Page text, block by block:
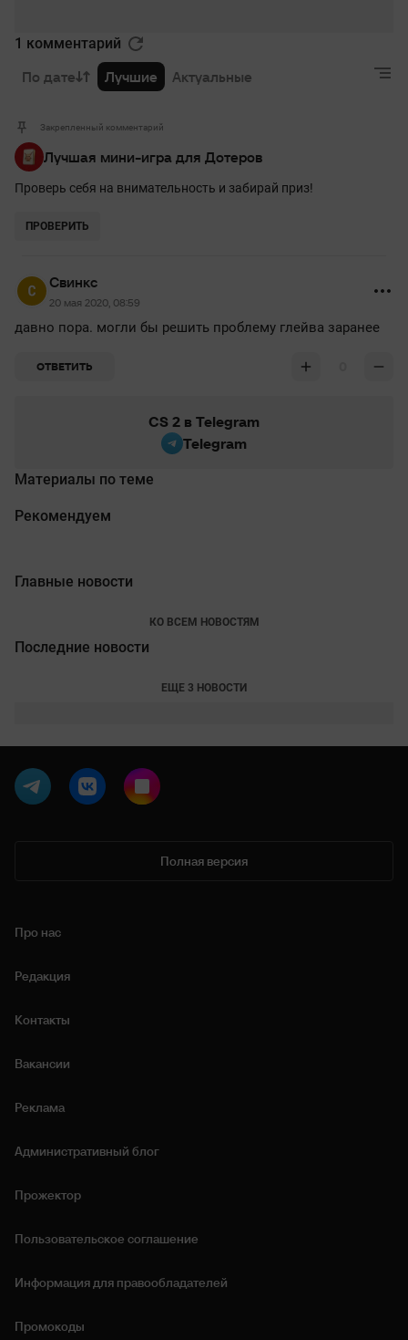
1 комментарий
По дате Лучшие Актуальные
Закрепленный комментарий
Лучшая мини-игра для Дотеров
Проверь себя на внимательность и забирай приз!
ПРОВЕРИТЬ
Свинкс
20 мая 2020, 08:59
давно пора. могли бы решить проблему глейва заранее
ОТВЕТИТЬ
CS 2 в Telegram
Telegram
Материалы по теме
Рекомендуем
Главные новости
КО ВСЕМ НОВОСТЯМ
Последние новости
ЕЩЕ 3 НОВОСТИ
Полная версия
Про нас
Редакция
Контакты
Вакансии
Реклама
Административный блог
Прожектор
Пользовательское соглашение
Информация для правообладателей
Промокоды